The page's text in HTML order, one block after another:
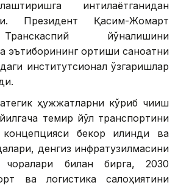
интилаётганидан
Президент Қасим-Жомарт
йўналишини
эътиборининг ортиши саноатни
институтсионал ўзгаришлар
ҳужжатларни кўриб чиқиш
темир йўл транспортини
бекор қилинди ва
денгиз инфратузилмасини
чоралари билан бирга, 2030
ва логистика салоҳиятини